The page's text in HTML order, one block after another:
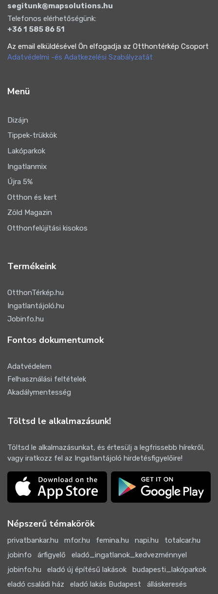
segitunk@mapsolutions.hu
Telefonos elérhetőségünk:
+36 1 585 86 51
Az email elküldésével Ön elfogadja az Otthontérkép Csoport
Adatvédelmi -és Adatkezelési Szabályzatát
Menü
Dizájn
Tippek-trükkök
Lakóparkok
Ingatlanmix
Újra 5%
Otthon és kert
Zöld Magazin
Otthonfelújítási kisokos
Termékeink
OtthonTérkép.hu
Ingatlantájoló.hu
Jobinfo.hu
Fontos dokumentumok
Adatvédelem
Felhasználási feltételek
Akadálymentesség
Töltsd le alkalmazásunk!
Töltsd le alkalmazásunkat, és értesülj a legfrissebb hírekről,
vagy iratkozz fel az Ingatlantájoló hirdetésfigyelőire!
Népszerű témakörök
privatbankar.hu mfor.hu femina.hu napi.hu
totalcar.hu
jobinfo
árfigyelő
eladó_ingatlanok_kedvezménnyel
jobinfo.hu
eladó új építésű lakások
budapesti_lakóparkok
eladó családi ház
eladó lakás Budapest álláskeresés